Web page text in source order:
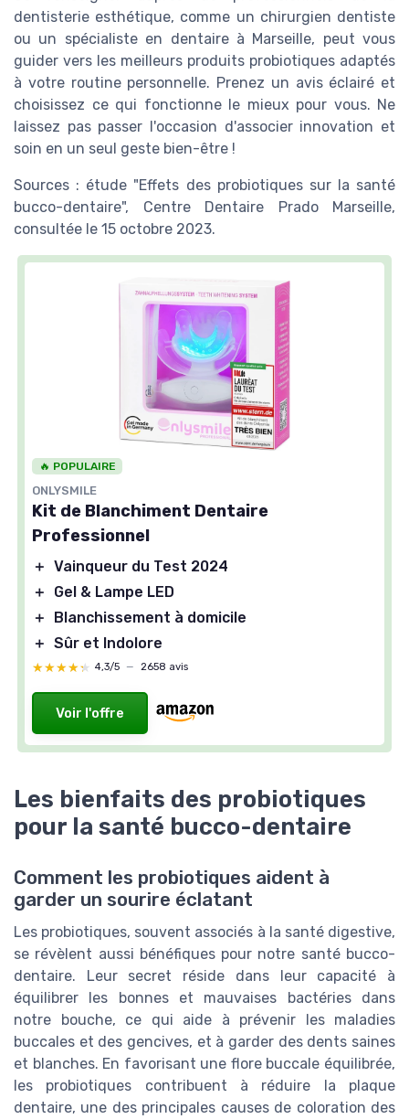
dentisterie esthétique, comme un chirurgien dentiste
ou un spécialiste en dentaire à Marseille, peut vous
guider vers les meilleurs produits probiotiques adaptés
à votre routine personnelle. Prenez un avis éclairé et
choisissez ce qui fonctionne le mieux pour vous. Ne
laissez pas passer l'occasion d'associer innovation et
soin en un seul geste bien-être !
Sources : étude "Effets des probiotiques sur la santé
bucco-dentaire", Centre Dentaire Prado Marseille,
consultée le 15 octobre 2023.
🔥 POPULAIRE
ONLYSMILE
Kit de Blanchiment Dentaire
Professionnel
＋ Vainqueur du Test 2024
＋
Gel & Lampe LED
＋
Blanchissement à domicile
＋ Sûr et Indolore
★★★★★
★★★★★ 4,3/5 — 2658 avis
Voir l'offre
Les bienfaits des probiotiques
pour la santé bucco-dentaire
Comment les probiotiques aident à
garder un sourire éclatant
Les probiotiques, souvent associés à la santé digestive,
se révèlent aussi bénéfiques pour notre santé bucco-
dentaire. Leur secret réside dans leur capacité à
équilibrer les bonnes et mauvaises bactéries dans
notre bouche, ce qui aide à prévenir les maladies
buccales et des gencives, et à garder des dents saines
et blanches. En favorisant une flore buccale équilibrée,
les probiotiques contribuent à réduire la plaque
dentaire, une des principales causes de coloration des